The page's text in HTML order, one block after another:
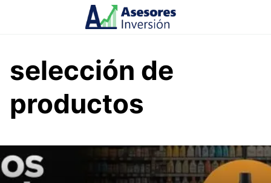
selección de
productos